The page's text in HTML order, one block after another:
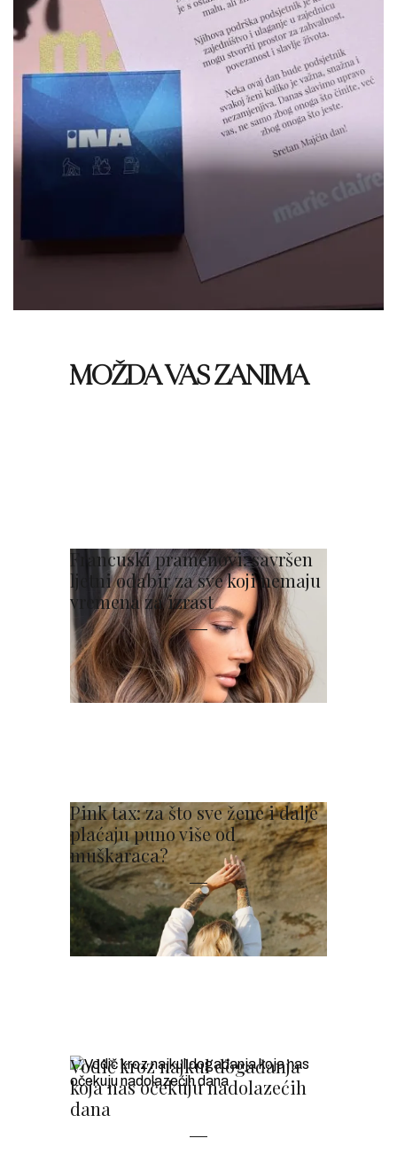
MOŽDA VAS ZANIMA
Francuski pramenovi: savršen
ljetni odabir za sve koji nemaju
vremena za izrast
Pink tax: za što sve žene i dalje
plaćaju puno više od
muškaraca?
Vodič kroz najkul događanja
koja nas očekuju nadolazećih
dana